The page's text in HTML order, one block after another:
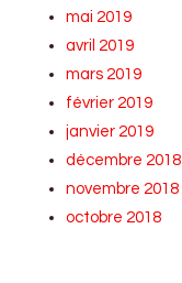
mai 2019
avril 2019
mars 2019
février 2019
janvier 2019
décembre 2018
novembre 2018
octobre 2018